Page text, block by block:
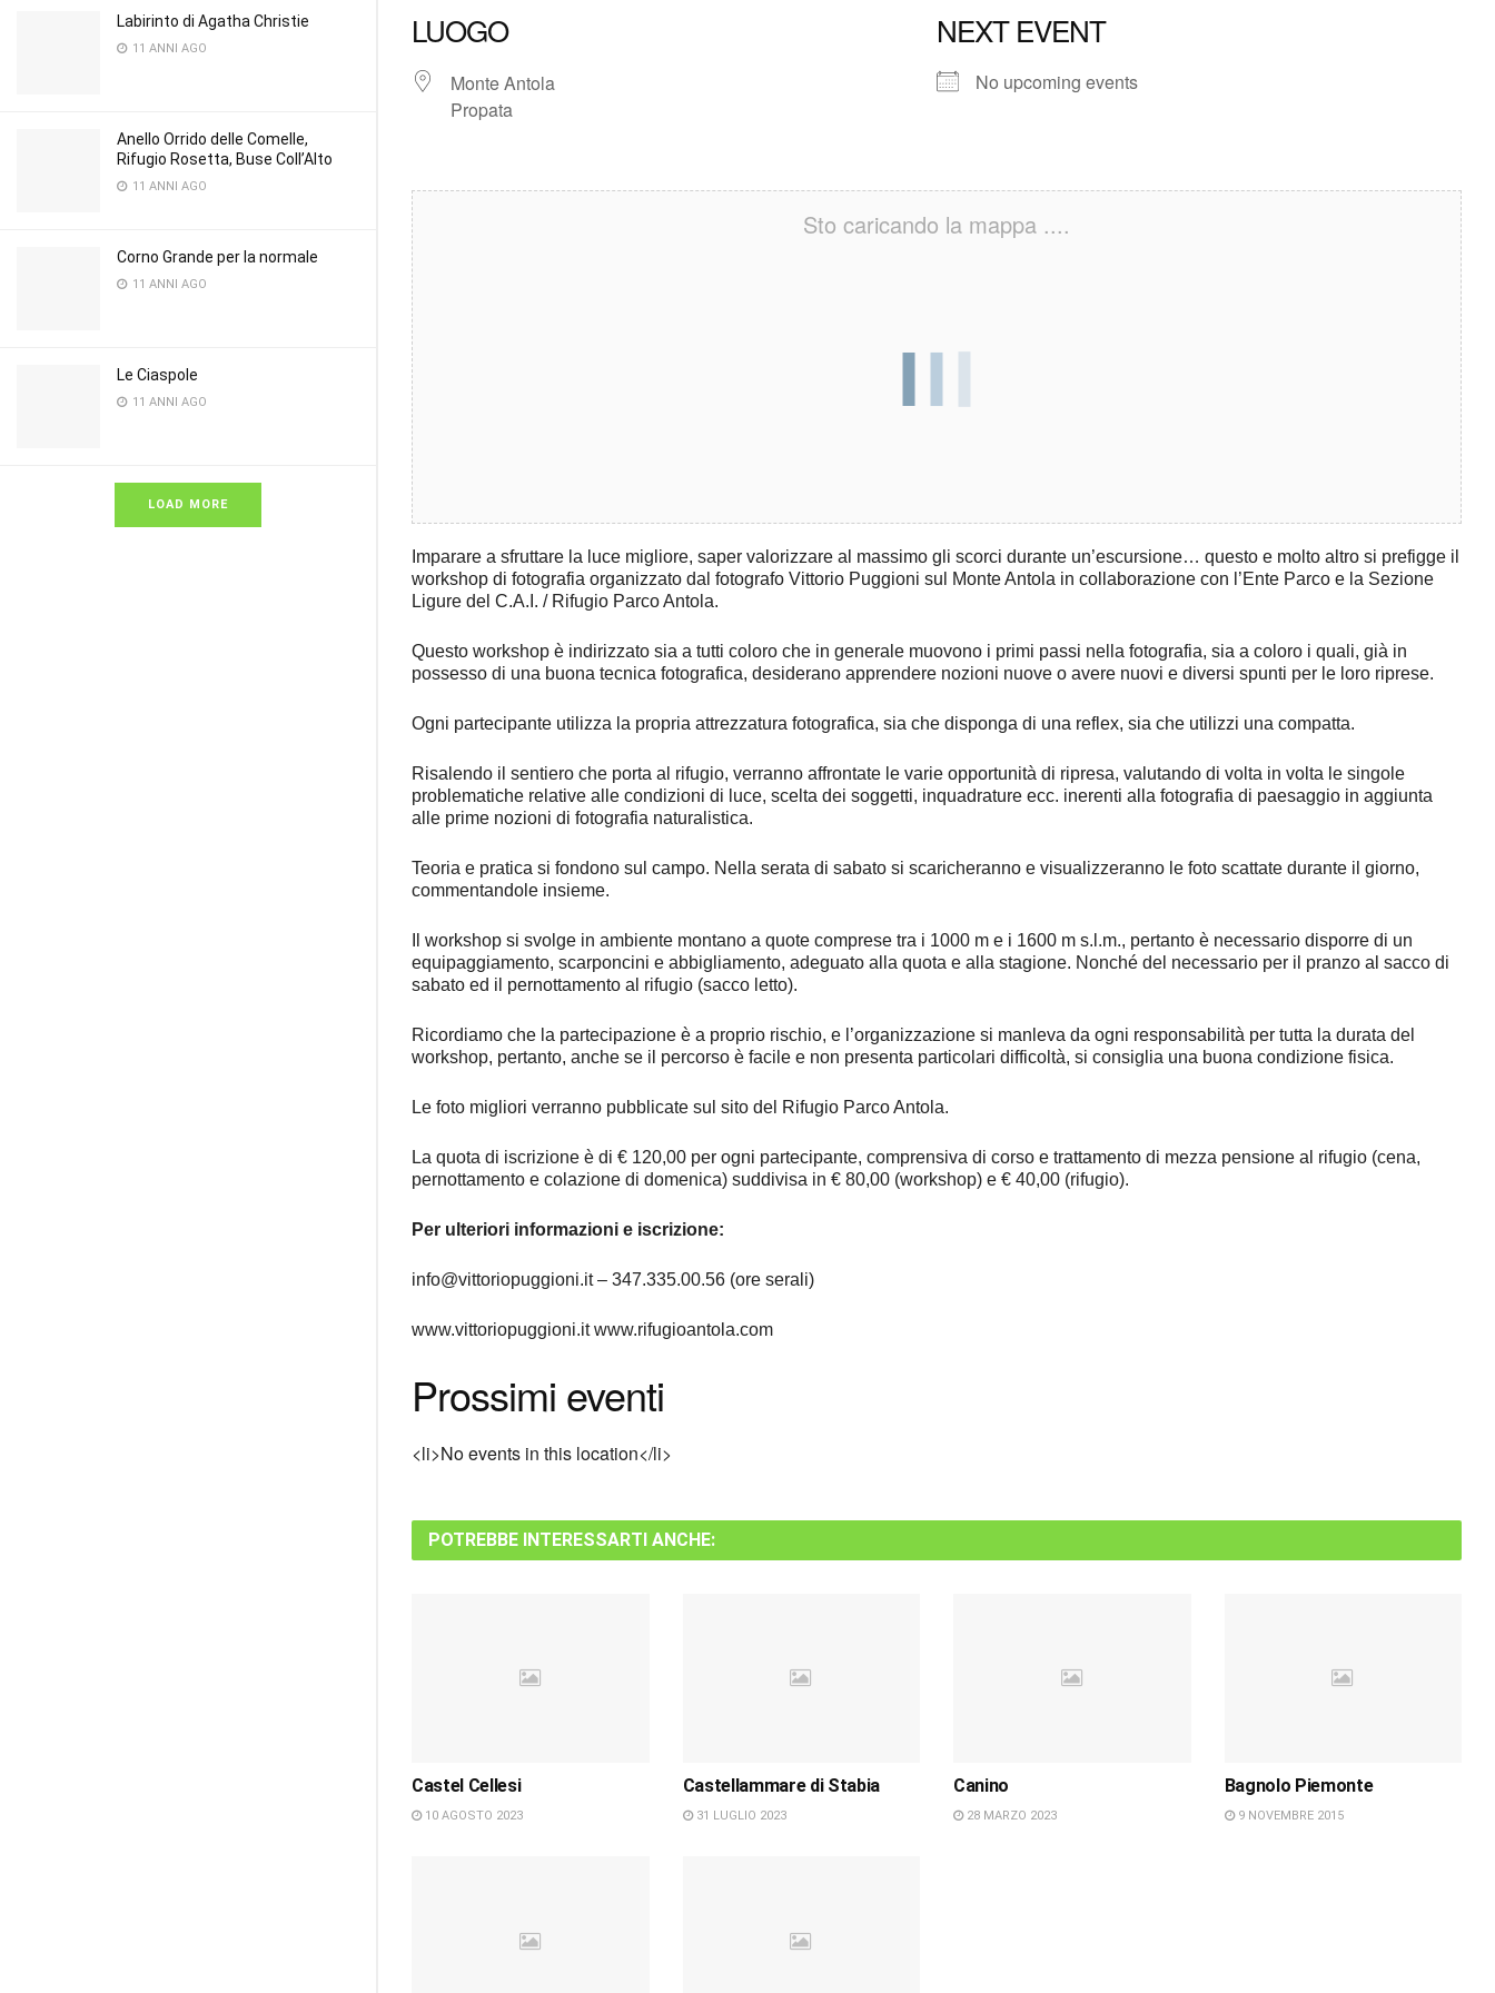
Labirinto di Agatha Christie
11 ANNI AGO
Anello Orrido delle Comelle,
Rifugio Rosetta, Buse Coll’Alto
11 ANNI AGO
Corno Grande per la normale
11 ANNI AGO
Le Ciaspole
11 ANNI AGO
LOAD MORE
LUOGO
Monte Antola
Propata
NEXT EVENT
No upcoming events
Sto caricando la mappa ....
Imparare a sfruttare la luce migliore, saper valorizzare al massimo gli scorci durante un’escursione… questo e molto altro si prefigge il
workshop di fotografia organizzato dal fotografo Vittorio Puggioni sul Monte Antola in collaborazione con l’Ente Parco e la Sezione
Ligure del C.A.I. / Rifugio Parco Antola.
Questo workshop è indirizzato sia a tutti coloro che in generale muovono i primi passi nella fotografia, sia a coloro i quali, già in
possesso di una buona tecnica fotografica, desiderano apprendere nozioni nuove o avere nuovi e diversi spunti per le loro riprese.
Ogni partecipante utilizza la propria attrezzatura fotografica, sia che disponga di una reflex, sia che utilizzi una compatta.
Risalendo il sentiero che porta al rifugio, verranno affrontate le varie opportunità di ripresa, valutando di volta in volta le singole
problematiche relative alle condizioni di luce, scelta dei soggetti, inquadrature ecc. inerenti alla fotografia di paesaggio in aggiunta
alle prime nozioni di fotografia naturalistica.
Teoria e pratica si fondono sul campo. Nella serata di sabato si scaricheranno e visualizzeranno le foto scattate durante il giorno,
commentandole insieme.
Il workshop si svolge in ambiente montano a quote comprese tra i 1000 m e i 1600 m s.l.m., pertanto è necessario disporre di un
equipaggiamento, scarponcini e abbigliamento, adeguato alla quota e alla stagione. Nonché del necessario per il pranzo al sacco di
sabato ed il pernottamento al rifugio (sacco letto).
Ricordiamo che la partecipazione è a proprio rischio, e l’organizzazione si manleva da ogni responsabilità per tutta la durata del
workshop, pertanto, anche se il percorso è facile e non presenta particolari difficoltà, si consiglia una buona condizione fisica.
Le foto migliori verranno pubblicate sul sito del Rifugio Parco Antola.
La quota di iscrizione è di € 120,00 per ogni partecipante, comprensiva di corso e trattamento di mezza pensione al rifugio (cena,
pernottamento e colazione di domenica) suddivisa in € 80,00 (workshop) e € 40,00 (rifugio).
Per ulteriori informazioni e iscrizione:
info@vittoriopuggioni.it – 347.335.00.56 (ore serali)
www.vittoriopuggioni.it www.rifugioantola.com
Prossimi eventi
<li>No events in this location</li>
POTREBBE INTERESSARTI ANCHE:
Castel Cellesi
10 AGOSTO 2023
Castellammare di Stabia
31 LUGLIO 2023
Canino
28 MARZO 2023
Bagnolo Piemonte
9 NOVEMBRE 2015